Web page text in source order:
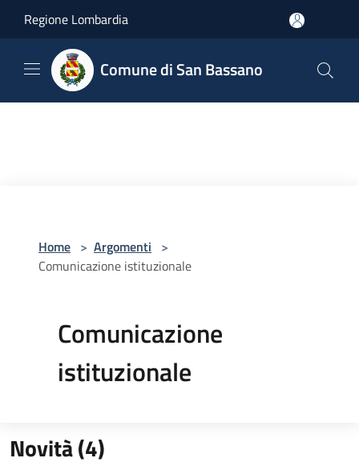
Regione Lombardia
Comune di San Bassano
Home > Argomenti >
Comunicazione istituzionale
Comunicazione
istituzionale
Novità (4)